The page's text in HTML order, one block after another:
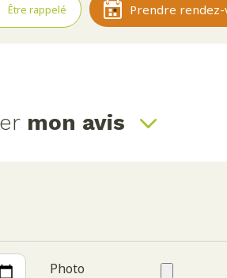
Être rappelé Prendre rendez-
mon avis
Photo